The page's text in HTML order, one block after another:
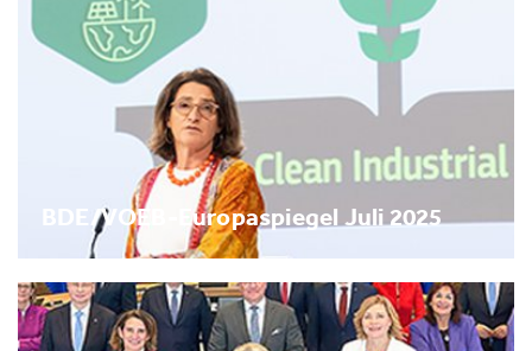
BDE/VOEB-Europaspiegel Juli 2025